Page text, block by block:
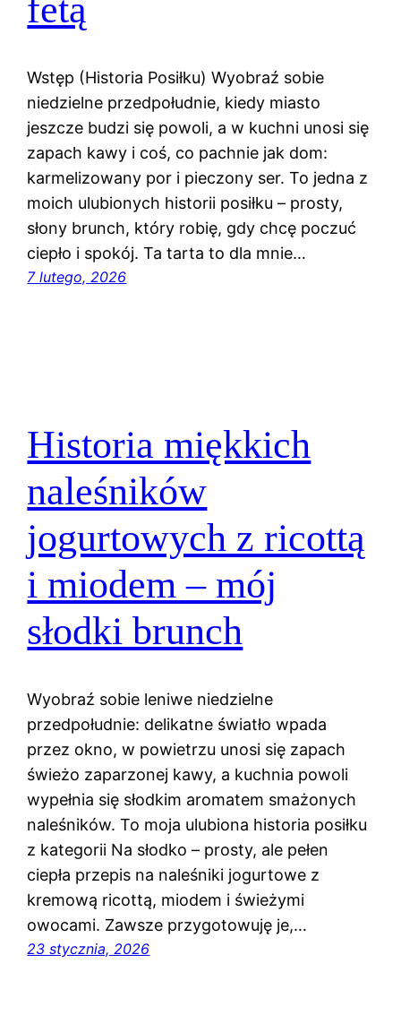
fetą
Wstęp (Historia Posiłku) Wyobraź sobie
niedzielne przedpołudnie, kiedy miasto
jeszcze budzi się powoli, a w kuchni unosi się
zapach kawy i coś, co pachnie jak dom:
karmelizowany por i pieczony ser. To jedna z
moich ulubionych historii posiłku – prosty,
słony brunch, który robię, gdy chcę poczuć
ciepło i spokój. Ta tarta to dla mnie…
7 lutego, 2026
Historia miękkich
naleśników
jogurtowych z ricottą
i miodem – mój
słodki brunch
Wyobraź sobie leniwe niedzielne
przedpołudnie: delikatne światło wpada
przez okno, w powietrzu unosi się zapach
świeżo zaparzonej kawy, a kuchnia powoli
wypełnia się słodkim aromatem smażonych
naleśników. To moja ulubiona historia posiłku
z kategorii Na słodko – prosty, ale pełen
ciepła przepis na naleśniki jogurtowe z
kremową ricottą, miodem i świeżymi
owocami. Zawsze przygotowuję je,…
23 stycznia, 2026